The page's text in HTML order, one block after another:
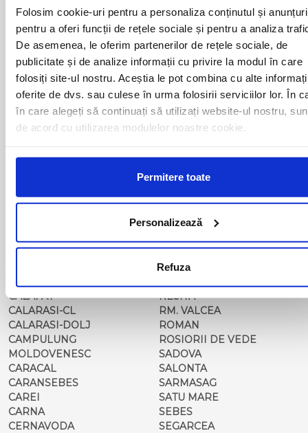
Folosim cookie-uri pentru a personaliza conținutul și
pentru a oferi funcții de rețele sociale și pentru a analiza
De asemenea, le oferim partenerilor de rețele sociale, de
publicitate și de analize informații cu privire la modul în care
folosiți site-ul nostru. Aceștia le pot combina cu alte
oferite de dvs. sau culese în urma folosirii serviciilor lor. În
în care alegeți să continuați să utilizați website-ul nostru,
de acord cu utilizarea modulelor noastre cookie.
Permitere toate
Personalizează
Refuza
ALEXANDRIA
BACAU
BAIA MARE
BAILE HERCULANE
BAILESTI
BALS-IS
BALS-OT
BARCA
BISTRITA
BRAILA
BRASOV
BUZAU
CALAFAT
CALARASI-CL
CALARASI-DOLJ
CAMPULUNG
MOLDOVENESC
CARACAL
CARANSEBES
CAREI
CARNA
CERNAVODA
MOINESTI
MOTCA
NUSFALAU
OLTENITA
ONESTI
ORADEA
ORSOVA
PASCANI
PERICEI
PISCU VECHI
PITESTI
PODARI
POIANA MARE
RADOVAN
RAST
RESITA
RM. VALCEA
ROMAN
ROSIORII DE VEDE
SADOVA
SALONTA
SARMASAG
SATU MARE
SEBES
SEGARCEA